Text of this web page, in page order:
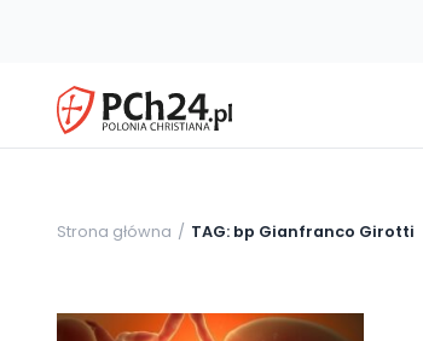
Strona główna TAG: bp Gianfranco Girotti